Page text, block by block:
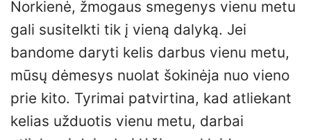
Norkienė, žmogaus smegenys vienu metu
gali susitelkti tik į vieną dalyką. Jei
bandome daryti kelis darbus vienu metu,
mūsų dėmesys nuolat šokinėja nuo vieno
prie kito. Tyrimai patvirtina, kad atliekant
kelias užduotis vienu metu, darbai